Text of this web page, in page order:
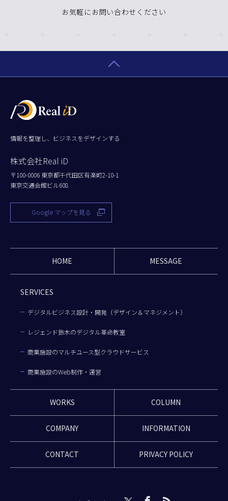
お気軽にお問い合わせください
情報を整理し、ビジネスをデザインする
株式会社Real iD
〒100-0006 東京都千代田区有楽町2-10-1
東京交通会館ビル608
Google マップを見る
HOME MESSAGE
SERVICES
デジタルビジネス設計・開発（デザイン＆マネジメント）
レジェンド鈴木のデジタル革命教室
商業施設のマルチユース型クラウドサービス
商業施設のWeb制作・運営
WORKS COLUMN
COMPANY INFORMATION
CONTACT PRIVACY POLICY